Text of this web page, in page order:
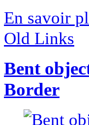
En savoir
Old Links
Bent
Border